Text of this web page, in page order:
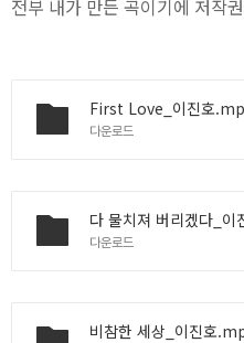
전부 내가 만든 곡이기에 저작
First Love_이진호
다운로드
다 물치져 버리겠다_
다운로드
비참한 세상_이진호